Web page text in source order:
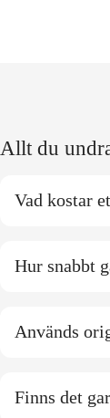
Allt du
Vad kostar
Hur snabbt
Används
Finns det